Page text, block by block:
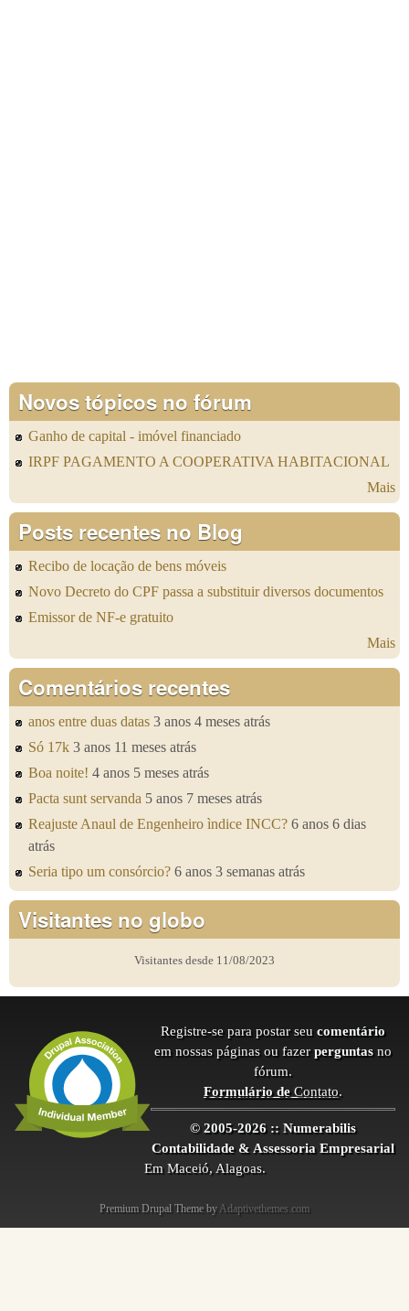
Novos tópicos no fórum
Ganho de capital - imóvel financiado
IRPF PAGAMENTO A COOPERATIVA HABITACIONAL
Mais
Posts recentes no Blog
Recibo de locação de bens móveis
Novo Decreto do CPF passa a substituir diversos documentos
Emissor de NF-e gratuito
Mais
Comentários recentes
anos entre duas datas 3 anos 4 meses atrás
Só 17k 3 anos 11 meses atrás
Boa noite! 4 anos 5 meses atrás
Pacta sunt servanda 5 anos 7 meses atrás
Reajuste Anaul de Engenheiro ìndice INCC? 6 anos 6 dias
atrás
Seria tipo um consórcio? 6 anos 3 semanas atrás
Visitantes no globo
Visitantes desde 11/08/2023
Registre-se para postar seu comentário
em nossas páginas ou fazer perguntas no
fórum.
Formulário deContato.
© 2005-2026 :: Numerabilis
Contabilidade & Assessoria Empresarial
Em Maceió, Alagoas.
Premium Drupal Theme by Adaptivethemes.com